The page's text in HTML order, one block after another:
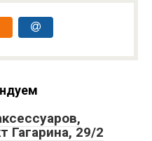
Гагарина, 29/2